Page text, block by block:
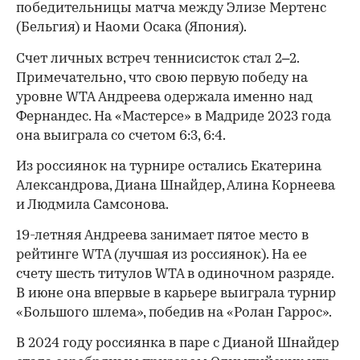
победительницы матча между Элизе Мертенс
(Бельгия) и Наоми Осака (Япония).
Счет личных встреч теннисисток стал 2–2.
Примечательно, что свою первую победу на
уровне WTA Андреева одержала именно над
Фернандес. На «Мастерсе» в Мадриде 2023 года
она выиграла со счетом 6:3, 6:4.
Из россиянок на турнире остались Екатерина
Александрова, Диана Шнайдер, Алина Корнеева
и Людмила Самсонова.
19-летняя Андреева занимает пятое место в
рейтинге WTA (лучшая из россиянок). На ее
счету шесть титулов WTA в одиночном разряде.
В июне она впервые в карьере выиграла турнир
«Большого шлема», победив на «Ролан Гаррос».
В 2024 году россиянка в паре с Дианой Шнайдер